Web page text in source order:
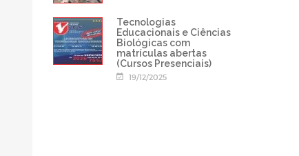
Tecnologias
Educacionais e Ciências
Biológicas com
matrículas abertas
(Cursos Presenciais)
19/12/2025